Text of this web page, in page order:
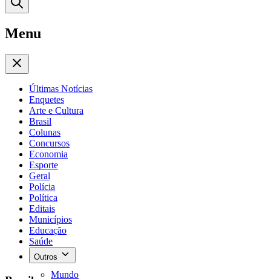
Menu
Últimas Notícias
Enquetes
Arte e Cultura
Brasil
Colunas
Concursos
Economia
Esporte
Geral
Polícia
Política
Editais
Municípios
Educação
Saúde
Outros
Mundo